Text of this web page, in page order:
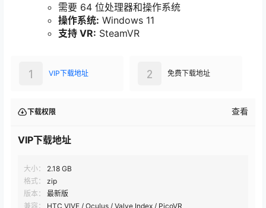
需要 64 位处理器和操作系统
操作系统: Windows 11
支持 VR: SteamVR
VIP下载地址
1 免费下载地址
2
下载权限 查看
VIP下载地址
大小：
2.18 GB
格式：
zip
版本：
最新版
兼容：
HTC VIVE / Oculus / Valve Index / PicoVR